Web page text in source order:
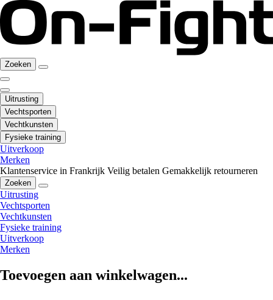
Zoeken
Uitrusting
Vechtsporten
Vechtkunsten
Fysieke training
Uitverkoop
Merken
Klantenservice in Frankrijk Veilig betalen Gemakkelijk retourneren
Zoeken
Uitrusting
Vechtsporten
Vechtkunsten
Fysieke training
Uitverkoop
Merken
Toevoegen aan winkelwagen...